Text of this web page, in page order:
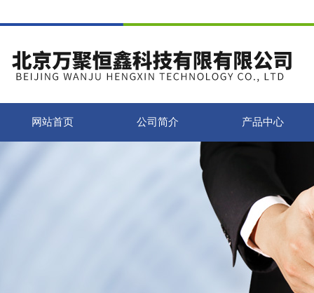
网站首页 公司简介 产品中心